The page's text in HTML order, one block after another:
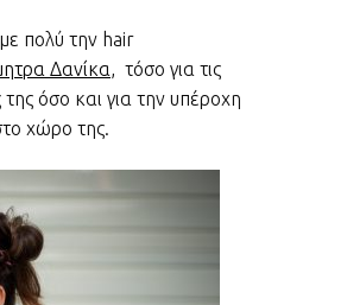
πολύ την hair
Δανίκα, τόσο για τις
της όσο και για την υπέροχη
χώρο της.